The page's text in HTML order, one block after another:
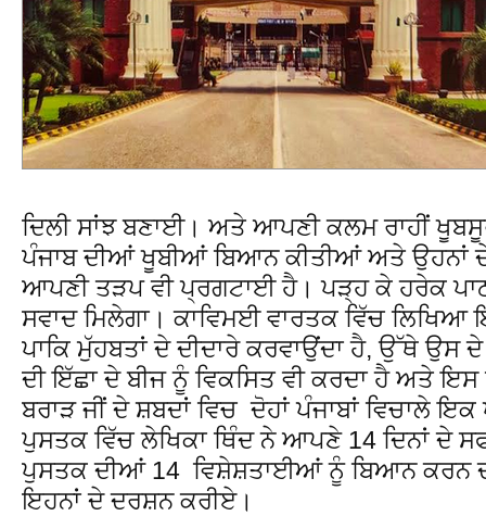
ਦਿਲੀ ਸਾਂਝ ਬਣਾਈ। ਅਤੇ ਆਪਣੀ ਕਲਮ ਰਾਹੀਂ
ਪੰਜਾਬ ਦੀਆਂ ਖੂਬੀਆਂ ਬਿਆਨ ਕੀਤੀਆਂ ਅਤੇ ਉਹਨਾਂ
ਆਪਣੀ ਤੜਪ ਵੀ ਪ੍ਰਗਟਾਈ ਹੈ। ਪੜ੍ਹ ਕੇ ਹਰੇਕ
ਸਵਾਦ ਮਿਲੇਗਾ। ਕਾਵਿਮਈ ਵਾਰਤਕ ਵਿੱਚ ਲਿਖਿਆ
ਪਾਕਿ ਮੁੱਹਬਤਾਂ ਦੇ ਦੀਦਾਰੇ ਕਰਵਾਉਂਦਾ ਹੈ, ਉੱਥੇ ਉਸ
ਦੀ ਇੱਛਾ ਦੇ ਬੀਜ ਨੂੰ ਵਿਕਸਿਤ ਵੀ ਕਰਦਾ ਹੈ ਅਤੇ
ਬਰਾੜ ਜੀਂ ਦੇ ਸ਼ਬਦਾਂ ਵਿਚ ਦੋਹਾਂ ਪੰਜਾਬਾਂ ਵਿਚਾਲੇ
ਪੁਸਤਕ ਵਿੱਚ ਲੇਖਿਕਾ ਥਿੰਦ ਨੇ ਆਪਣੇ 14 ਦਿਨਾਂ ਦੇ
ਪੁਸਤਕ ਦੀਆਂ 14 ਵਿਸ਼ੇਸ਼ਤਾਈਆਂ ਨੂੰ ਬਿਆਨ ਕਰਨ
ਇਹਨਾਂ ਦੇ ਦਰਸ਼ਨ ਕਰੀਏ।